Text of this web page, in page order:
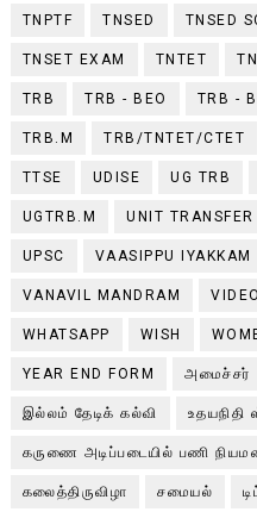
TNPTF TNSED TNSED
TNSET EXAM TNTET
TRB TRB - BEO TRB -
TRB.M TRB/TNTET/CTET
TTSE UDISE UG TRB
UGTRB.M UNIT TRANSFER
UPSC VAASIPPU IYAKKAM
VANAVIL MANDRAM VIDEO
WHATSAPP WISH
YEAR END FORM அமைச்சர்
இல்லம் தேடிக் கல்வி உதயநிதி
கருணை அடிப்படையில் பணி
கலைத்திருவிழா சமையல்